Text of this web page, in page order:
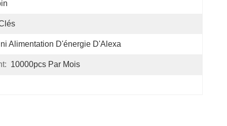
Alimentation D'énergie D'Alexa
10000pcs Par Mois